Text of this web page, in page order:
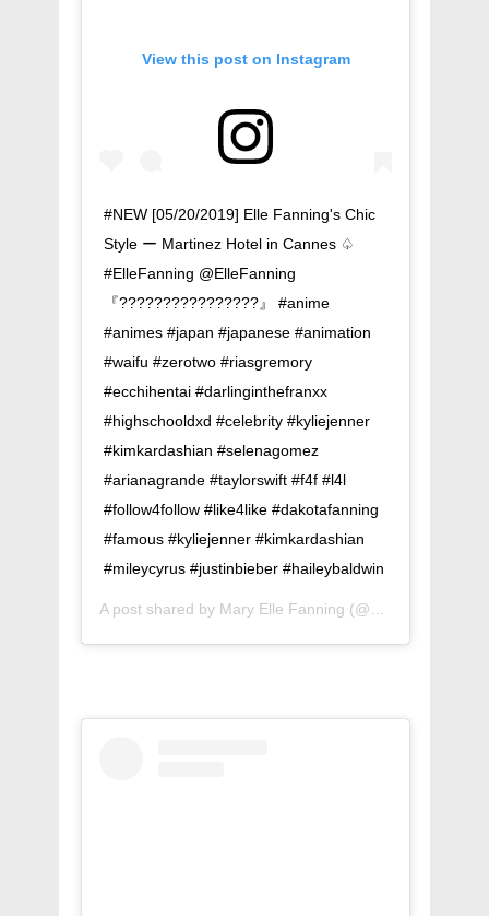
View this post on Instagram
#NEW [05/20/2019] Elle Fanning's Chic
Style ー Martinez Hotel in Cannes ♤
#ElleFanning @ElleFanning
『????????????????』 #anime
#animes #japan #japanese #animation
#waifu #zerotwo #riasgremory
#ecchihentai #darlinginthefranxx
#highschooldxd #celebrity #kyliejenner
#kimkardashian #selenagomez
#arianagrande #taylorswift #f4f #l4l
#follow4follow #like4like #dakotafanning
#famous #kyliejenner #kimkardashian
#mileycyrus #justinbieber #haileybaldwin
A post shared by Mary Elle Fanning (@beautyfanning) on